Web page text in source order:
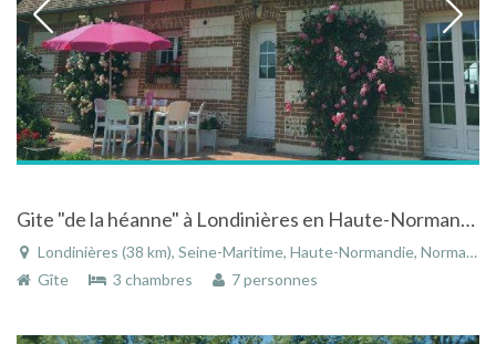
Gite "de la héanne" à Londinières en Haute-Normandie
Londinières (38 km), Seine-Maritime, Haute-Normandie, Normandie, France
Gîte
3 chambres 7 personnes